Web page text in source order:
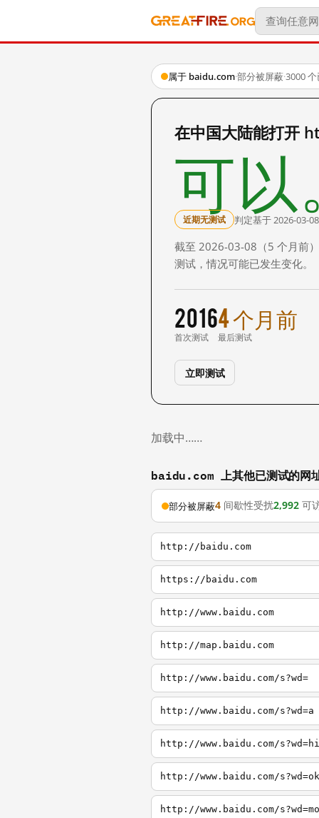
属于 baidu.com·部分被屏蔽·3000
在中国大陆能打开
可以
近期无测试 判定基于 2026-03-
截至 2026-03-08（5 个月前
测试，情况可能已发生变化。
2016
首次测试
4 个月前
最后测试
立即测试
加载中……
baidu.com 上其他已测试的网
部分被屏蔽4 间歇性受扰2,992 可
http://baidu.com
https://baidu.com
http://www.baidu.com
http://map.baidu.com
http://www.baidu.com/s?wd=
http://www.baidu.com/s?wd=a
http://www.baidu.com/s?wd=hi
http://www.baidu.com/s?wd=ok
http://www.baidu.com/s?wd=mo